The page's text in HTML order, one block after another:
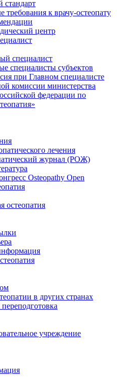
стандарт
к врачу-остеопату
центр
специалист
специалисты субъектов
при Главном специалисте
комиссии министерства
федерации по
лечения
журнал (РОЖ)
Osteopathy Open
остеопатия
в других странах
учреждение